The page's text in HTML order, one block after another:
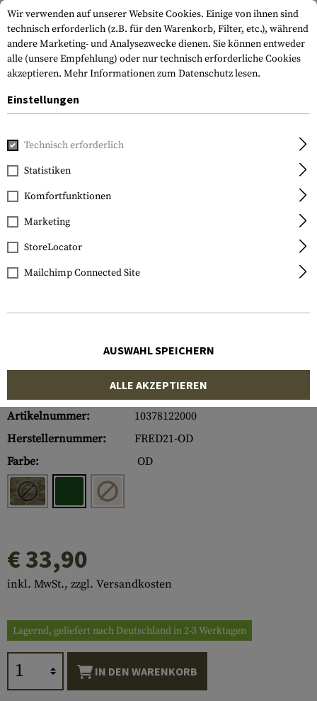
Home Outdoor & Survival Stirn- und Helmlampen
Princeton Tec
Fred
Artikelnummer:
10378122000
Herstellernummer:
FRED21-OD
Farbe:
OD
€ 33,90
inkl. MwSt., zzgl. Versandkosten
Lagernd, geliefert nach Deutschland in 2-3 Werktagen
IN DEN WARENKORB
Wir verwenden auf unserer Website Cookies. Einige von ihnen sind
technisch erforderlich (z.B. für den Warenkorb, Filter, etc.), während
andere Marketing- und Analysezwecke dienen. Sie können entweder
alle (unsere Empfehlung) oder nur technisch erforderliche Cookies
akzeptieren. Mehr Informationen zum Datenschutz lesen.
Einstellungen
Technisch erforderlich
Statistiken
Komfortfunktionen
Marketing
StoreLocator
Mailchimp Connected Site
AUSWAHL SPEICHERN
ALLE AKZEPTIEREN